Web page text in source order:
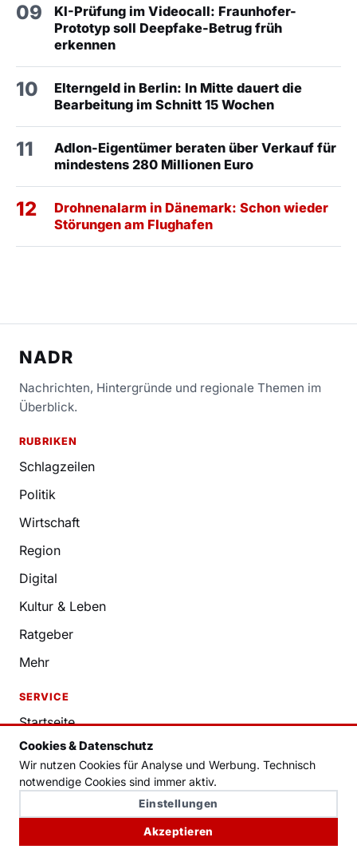
Cookies & Datenschutz
Wir nutzen Cookies für Analyse und Werbung. Technisch
notwendige Cookies sind immer aktiv.
Einstellungen
Akzeptieren
09
KI-Prüfung im Videocall: Fraunhofer-
Prototyp soll Deepfake-Betrug früh
erkennen
10
Elterngeld in Berlin: In Mitte dauert die
Bearbeitung im Schnitt 15 Wochen
11
Adlon-Eigentümer beraten über Verkauf für
mindestens 280 Millionen Euro
12
Drohnenalarm in Dänemark: Schon wieder
Störungen am Flughafen
NADR
Nachrichten, Hintergründe und regionale Themen im
Überblick.
RUBRIKEN
Schlagzeilen
Politik
Wirtschaft
Region
Digital
Kultur & Leben
Ratgeber
Mehr
SERVICE
Startseite
Kontakt
RECHTLICHES
Datenschutzerklärung